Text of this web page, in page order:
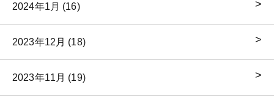
2024年1月 (16)
2023年12月 (18)
2023年11月 (19)